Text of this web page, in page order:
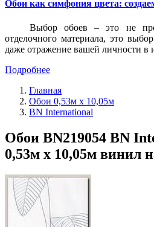
Обои как симфония цвета:
Выбор обоев – это не
отделочного материала, это
даже отражение вашей личности в
Подробнее
Главная
Обои 0,53м x 10,05м
BN International
Обои BN219054 BN
0,53м x 10,05м винил